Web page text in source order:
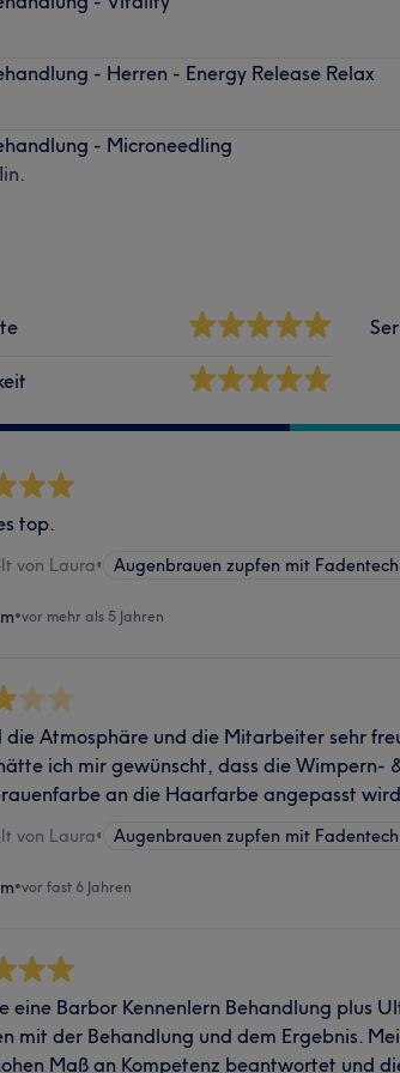
- Herren - Energy Release Relax
- Microneedling
top.
von Laura• Augenbrauen zupfen mit
•vor mehr als 5 Jahren
die Atmosphäre und die Mitarbeiter sehr
ich mir gewünscht, dass die Wimpern-
an die Haarfarbe angepasst
von Laura• Augenbrauen zupfen mit
•vor fast 6 Jahren
eine Barbor Kennenlern Behandlung plus
mit der Behandlung und dem Ergebnis.
Maß an Kompetenz beantwortet und